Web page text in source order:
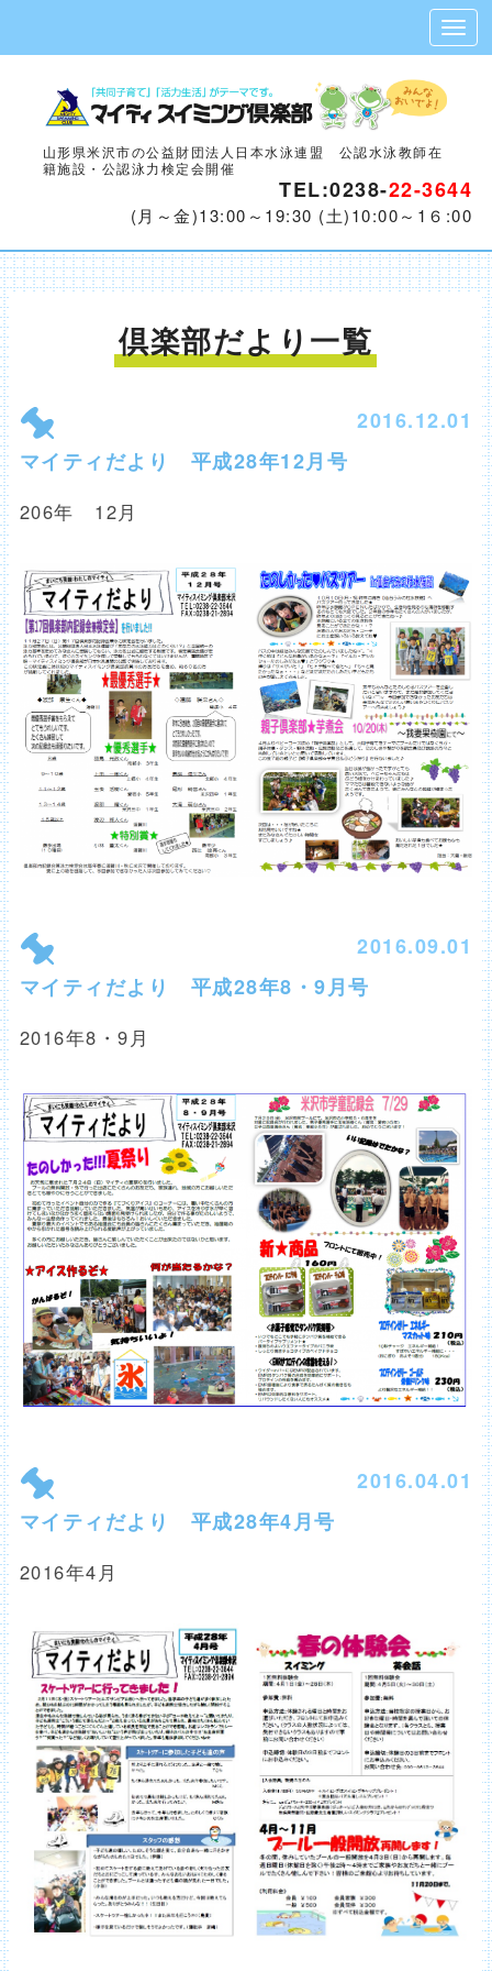
山形県米沢市の公益財団法人日本水泳連盟 公認水泳教師在
籍施設・公認泳力検定会開催
TEL:0238-22-3644
(月～金)13:00～19:30 (土)10:00～1６:00
倶楽部だより 一覧
2016.12.01
マイティだより 平成28年12月号
206年 12月
2016.09.01
マイティだより 平成28年8・9月号
2016年8・9月
2016.04.01
マイティだより 平成28年4月号
2016年4月